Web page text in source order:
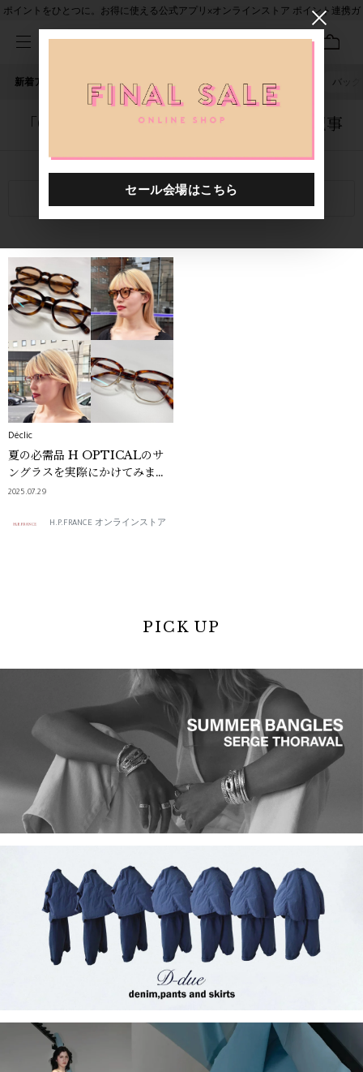
ポイントをひとつに。お得に使える公式アプリ×オンラインストア ポイント連携ガ
新着アイテム 人気ワード セール 40th限定 バッグ
「0013033.2510003.0007」に関する記事
関連キーワード
Déclic
夏の必需品 H OPTICALのサ
ングラスを実際にかけてみまし
た！
2025.07.29
H.P.FRANCE オンラインストア
PICK UP